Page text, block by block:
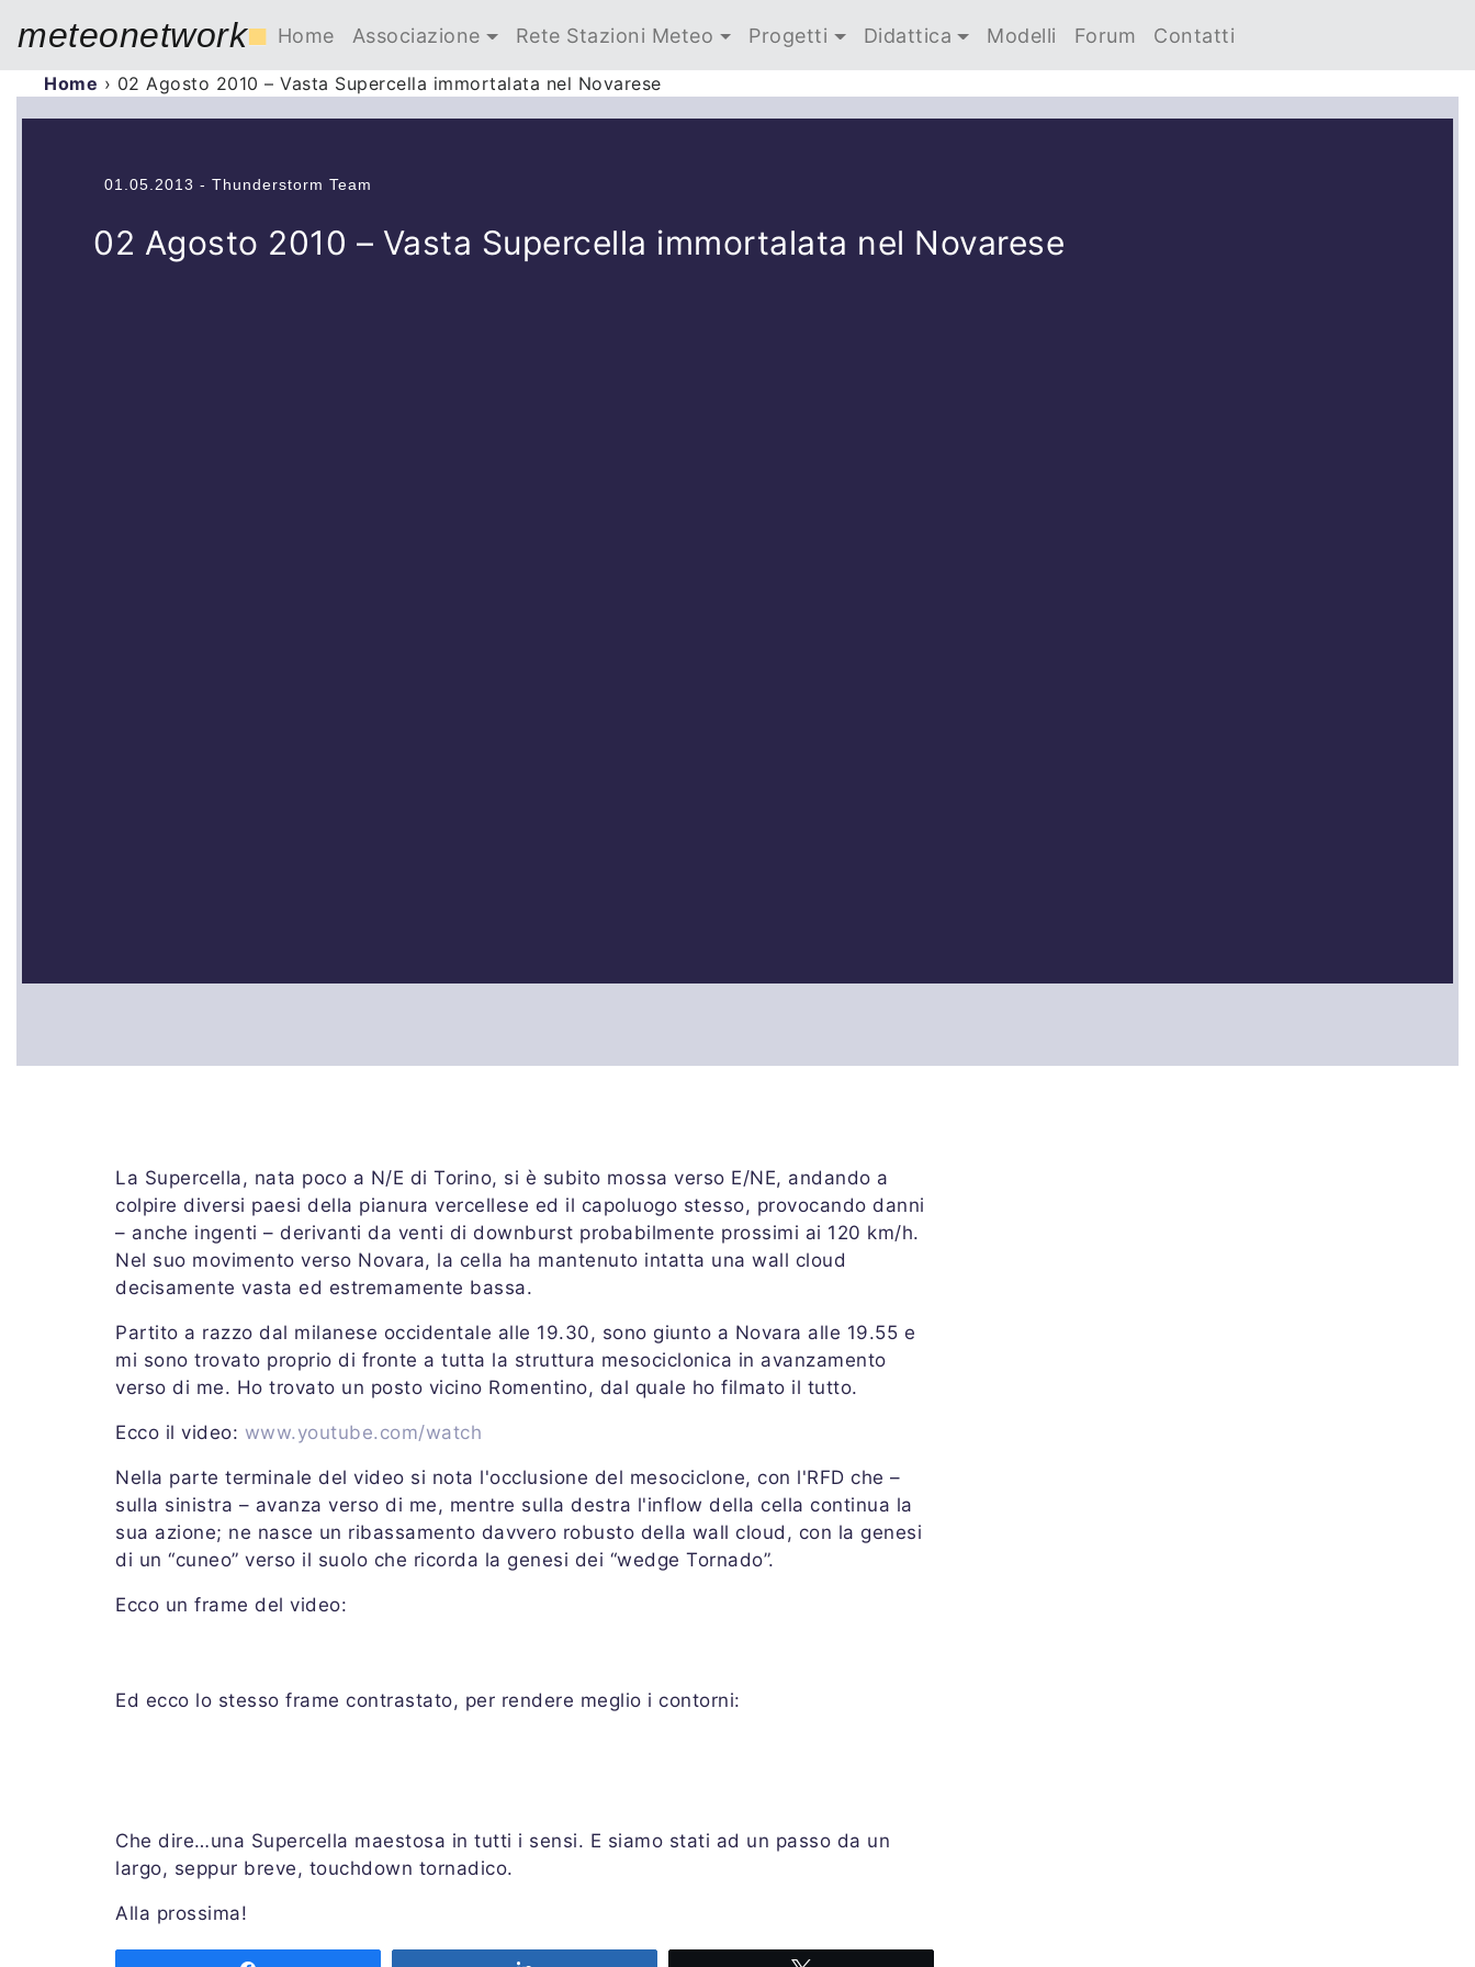
meteonetwork■ Home Associazione Rete Stazioni Meteo Progetti Didattica Modelli Forum Contatti
Home › 02 Agosto 2010 – Vasta Supercella immortalata nel Novarese
01.05.2013 - Thunderstorm Team
02 Agosto 2010 – Vasta Supercella immortalata nel Novarese
La Supercella, nata poco a N/E di Torino, si è subito mossa verso E/NE, andando a
colpire diversi paesi della pianura vercellese ed il capoluogo stesso, provocando danni
– anche ingenti – derivanti da venti di downburst probabilmente prossimi ai 120 km/h.
Nel suo movimento verso Novara, la cella ha mantenuto intatta una wall cloud
decisamente vasta ed estremamente bassa.
Partito a razzo dal milanese occidentale alle 19.30, sono giunto a Novara alle 19.55 e
mi sono trovato proprio di fronte a tutta la struttura mesociclonica in avanzamento
verso di me. Ho trovato un posto vicino Romentino, dal quale ho filmato il tutto.
Ecco il video: www.youtube.com/watch
Nella parte terminale del video si nota l'occlusione del mesociclone, con l'RFD che –
sulla sinistra – avanza verso di me, mentre sulla destra l'inflow della cella continua la
sua azione; ne nasce un ribassamento davvero robusto della wall cloud, con la genesi
di un “cuneo” verso il suolo che ricorda la genesi dei “wedge Tornado”.
Ecco un frame del video:
Ed ecco lo stesso frame contrastato, per rendere meglio i contorni:
Che dire…una Supercella maestosa in tutti i sensi. E siamo stati ad un passo da un
largo, seppur breve, touchdown tornadico.
Alla prossima!